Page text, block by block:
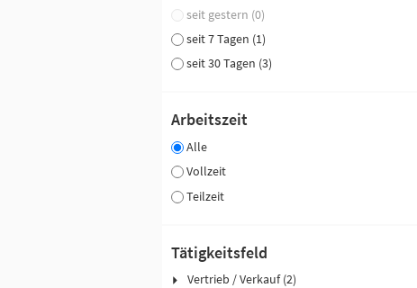
seit gestern (0)
seit 7 Tagen (1)
seit 30 Tagen (3)
Arbeitszeit
Alle
Vollzeit
Teilzeit
Tätigkeitsfeld
Vertrieb / Verkauf (2)